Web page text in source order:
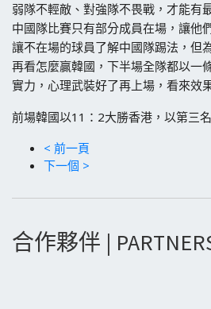
弱隊不輕敵、對強隊不畏戰，才能有
中國隊比賽只有部分成員在場，讓他
讓不在場的球員了解中國隊踢法，但
再看怎麼贏韓國，下半場全隊都以一
實力，心理武裝好了再上場，看來效
前場韓國以11：2大勝香港，以第三
< 前一頁
下一個 >
合作夥伴 |